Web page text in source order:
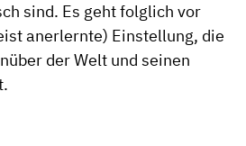
sind. Es geht folglich vor
anerlernte) Einstellung, die
der Welt und seinen